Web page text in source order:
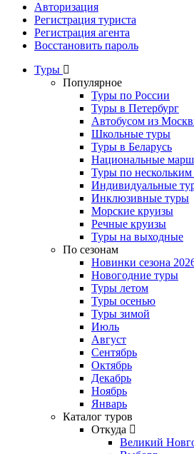
Авторизация
Регистрация туриста
Регистрация агента
Восстановить пароль
Туры
Популярное
Туры по России
Туры в Петербург
Автобусом из
Школьные туры
Туры в Беларусь
Национальные
Туры по нескольким
Индивидуальные
Инклюзивные туры
Морские круизы
Речные круизы
Туры на выходные
По сезонам
Новинки сезона
Новогодние туры
Туры летом
Туры осенью
Туры зимой
Июль
Август
Сентябрь
Октябрь
Декабрь
Ноябрь
Январь
Каталог туров
Откуда
Великий